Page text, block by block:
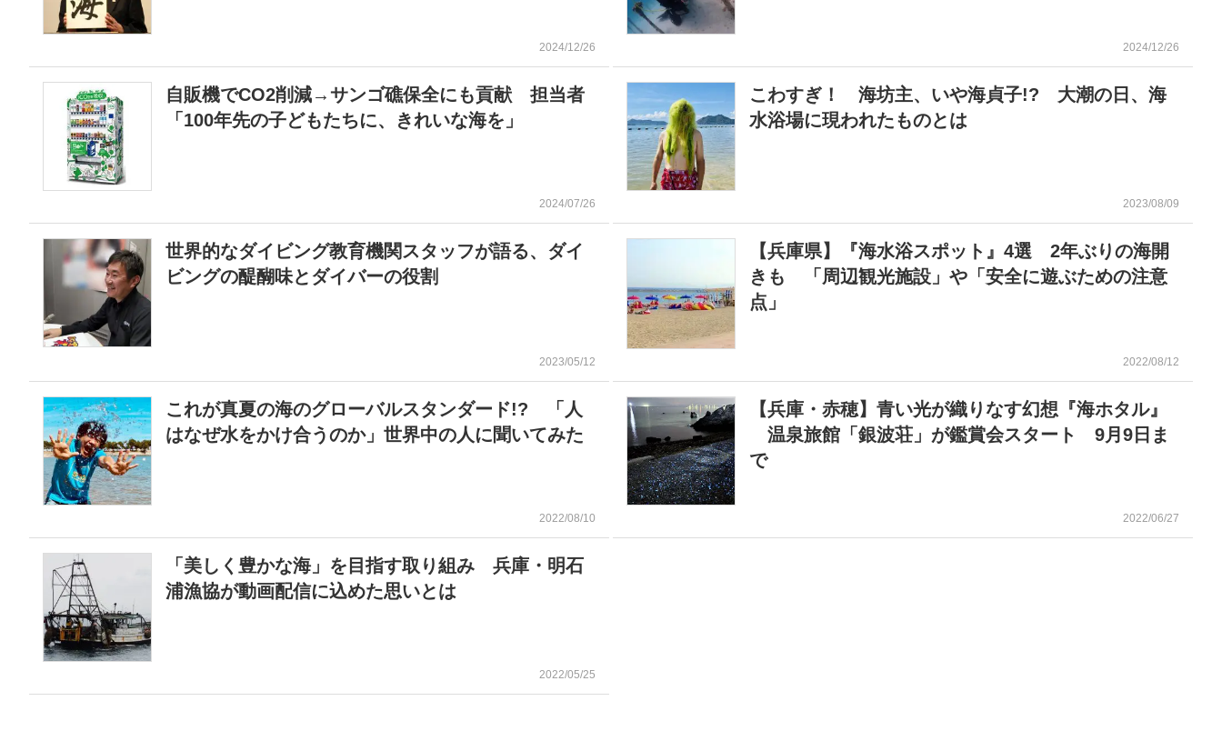
2024/12/26 2024/12/26
自販機でCO2削減→サンゴ礁保全にも貢献 担当者
「100年先の子どもたちに、きれいな海を」
2024/07/26
こわすぎ！ 海坊主、いや海貞子!? 大潮の日、海
水浴場に現われたものとは
2023/08/09
世界的なダイビング教育機関スタッフが語る、ダイ
ビングの醍醐味とダイバーの役割
2023/05/12
【兵庫県】『海水浴スポット』4選 2年ぶりの海開
きも 「周辺観光施設」や「安全に遊ぶための注意
点」
2022/08/12
これが真夏の海のグローバルスタンダード!? 「人
はなぜ水をかけ合うのか」世界中の人に聞いてみた
2022/08/10
【兵庫・赤穂】青い光が織りなす幻想『海ホタル』
温泉旅館「銀波荘」が鑑賞会スタート 9月9日ま
で
2022/06/27
「美しく豊かな海」を目指す取り組み 兵庫・明石
浦漁協が動画配信に込めた思いとは
2022/05/25